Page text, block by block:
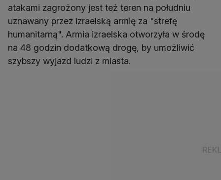
atakami zagrożony jest też teren na południu
uznawany przez izraelską armię za "strefę
humanitarną". Armia izraelska otworzyła w środę
na 48 godzin dodatkową drogę, by umożliwić
szybszy wyjazd ludzi z miasta.